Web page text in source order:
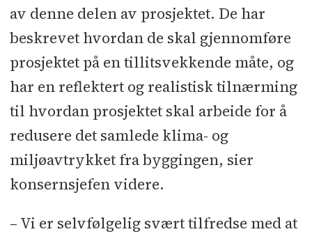
av denne delen av prosjektet. De har
beskrevet hvordan de skal gjennomføre
prosjektet på en tillitsvekkende måte, og
har en reflektert og realistisk tilnærming
til hvordan prosjektet skal arbeide for å
redusere det samlede klima- og
miljøavtrykket fra byggingen, sier
konsernsjefen videre.
– Vi er selvfølgelig svært tilfredse med at